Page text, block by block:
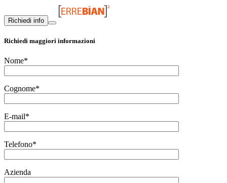
Richiedi info
Richiedi maggiori informazioni
Nome*
Cognome*
E-mail*
Telefono*
Azienda